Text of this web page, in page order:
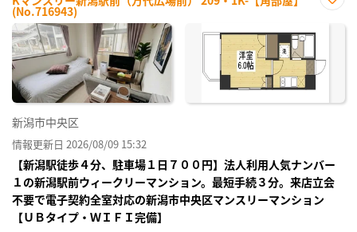
(No.716943)
に入
新潟市中央区
情報更新日 2026/08/09 15:32
【新潟駅徒歩４分、駐車場１日７００円】法人利用人気ナンバー
１の新潟駅前ウィークリーマンション。最短手続３分。来店立会
不要で電子契約全室対応の新潟市中央区マンスリーマンション
【ＵＢタイプ・ＷＩＦＩ完備】